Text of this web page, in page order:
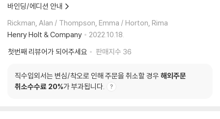
바인딩/에디션 안내
Rickman, Alan / Thompson, Emma / Horton, Rima
Henry Holt & Company
2022.10.18.
첫번째 리뷰어가 되어주세요
판매지수 36
직수입외서는 변심/착오로 인해 주문을 취소할 경우 해외주문
취소수수료 20%가 부과됩니다.